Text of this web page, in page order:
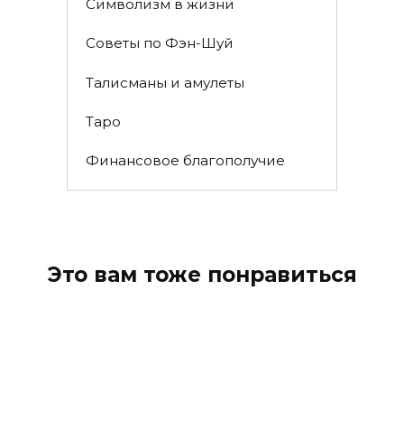
Символизм в жизни
Советы по Фэн-Шуй
Талисманы и амулеты
Таро
Финансовое благополучие
Это вам тоже понравиться